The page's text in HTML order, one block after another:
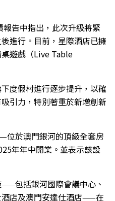
告中指出，此次升級將緊
進行。目前，星際酒店已擁
遊戲（Live Table
度假村進行逐步提升，以確
引力，特別著重於新增創新
位於澳門銀河的頂級全套房
年年中開業。並表示該設
包括銀河國際會議中心、
店及澳門安達仕酒店——在